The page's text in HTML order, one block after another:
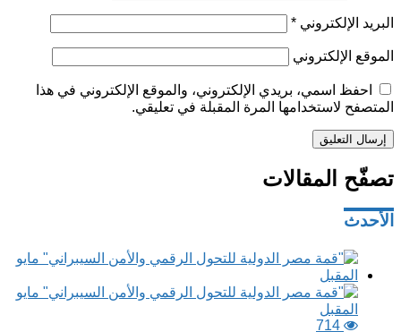
البريد الإلكتروني *
الموقع الإلكتروني
احفظ اسمي، بريدي الإلكتروني، والموقع الإلكتروني في هذا
المتصفح لاستخدامها المرة المقبلة في تعليقي.
تصفّح المقالات
الأحدث
714